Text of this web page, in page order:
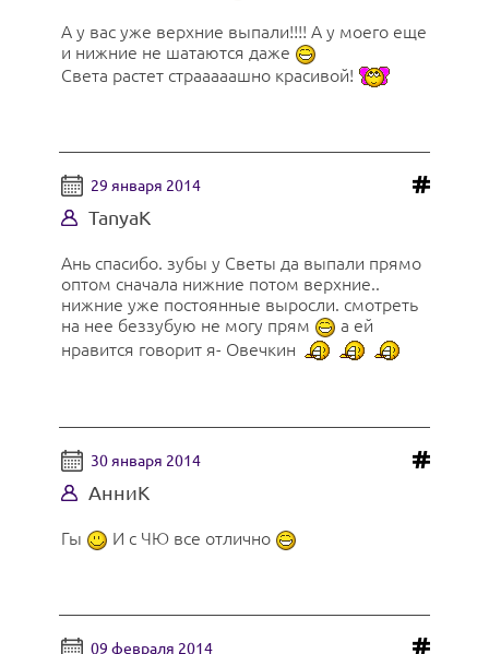
А у вас уже верхние выпали!!!! А у моего еще
и нижние не шатаются даже
Света растет страаааашно красивой!
29 января 2014
TanyaK
Ань спасибо. зубы у Светы да выпали прямо
оптом сначала нижние потом верхние..
нижние уже постоянные выросли. смотреть
на нее беззубую не могу прям
а ей
нравится говорит я- Овечкин
30 января 2014
АнниК
Гы И с ЧЮ все отлично
09 февраля 2014